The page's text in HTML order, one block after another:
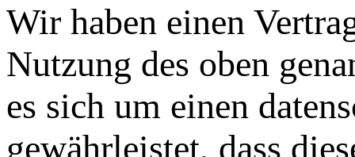
Wir haben einen
Nutzung des oben
es sich um einen
gewährleistet, dass